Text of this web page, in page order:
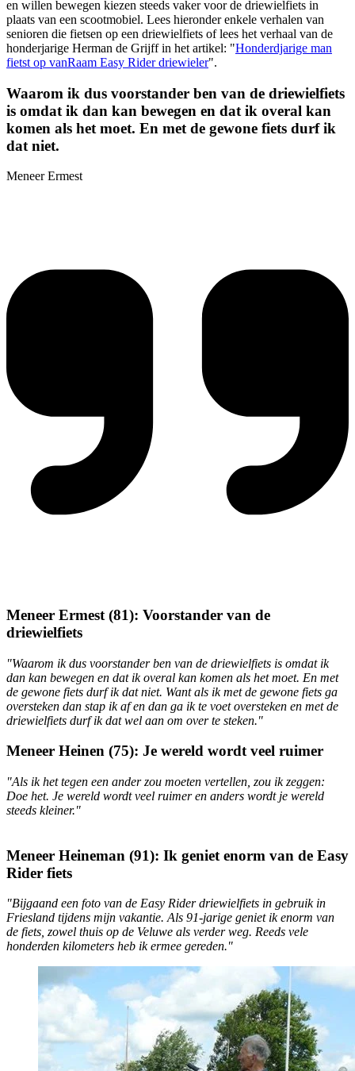
en willen bewegen kiezen steeds vaker voor de driewielfiets in
plaats van een scootmobiel. Lees hieronder enkele verhalen van
senioren die fietsen op een driewielfiets of lees het verhaal van de
honderjarige Herman de Grijff in het artikel: "Honderdjarige man
fietst op vanRaam Easy Rider driewieler".
Waarom ik dus voorstander ben van de driewielfiets
is omdat ik dan kan bewegen en dat ik overal kan
komen als het moet. En met de gewone fiets durf ik
dat niet.
Meneer Ermest
Meneer Ermest (81): Voorstander van de
driewielfiets
"Waarom ik dus voorstander ben van de driewielfiets is omdat ik
dan kan bewegen en dat ik overal kan komen als het moet. En met
de gewone fiets durf ik dat niet. Want als ik met de gewone fiets ga
oversteken dan stap ik af en dan ga ik te voet oversteken en met de
driewielfiets durf ik dat wel aan om over te steken."
Meneer Heinen (75): Je wereld wordt veel ruimer
"Als ik het tegen een ander zou moeten vertellen, zou ik zeggen:
Doe het. Je wereld wordt veel ruimer en anders wordt je wereld
steeds kleiner."
Meneer Heineman (91): Ik geniet enorm van de Easy
Rider fiets
"Bijgaand een foto van de Easy Rider driewielfiets in gebruik in
Friesland tijdens mijn vakantie. Als 91-jarige geniet ik enorm van
de fiets, zowel thuis op de Veluwe als verder weg. Reeds vele
honderden kilometers heb ik ermee gereden."